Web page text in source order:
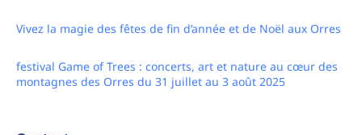
Vivez la magie des fêtes de fin d’année et de Noël aux Orres
festival Game of Trees : concerts, art et nature au cœur des
montagnes des Orres du 31 juillet au 3 août 2025